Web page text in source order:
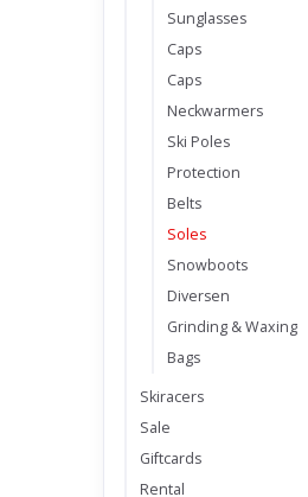
Sunglasses
Caps
Caps
Neckwarmers
Ski Poles
Protection
Belts
Soles
Snowboots
Diversen
Grinding & Waxing
Bags
Skiracers
Sale
Giftcards
Rental